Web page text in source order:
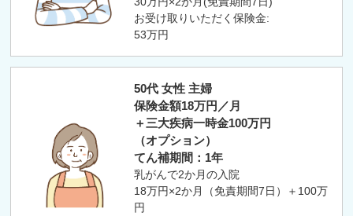
お受け取りいただく保険金:
53万円
50代 女性 主婦
保険金額18万円／月
＋三大疾病一時金100万円
（オプション）
てん補期間：1年
乳がんで2か月の入院
18万円×2か月（免責期間7日）＋100万
円